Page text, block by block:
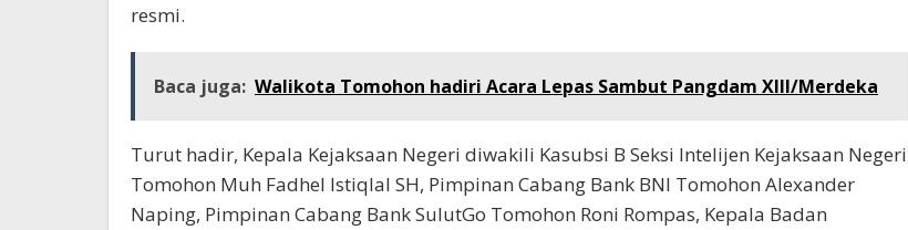
resmi.
Baca juga: Walikota Tomohon hadiri Acara Lepas Sambut Pangdam XIII/Merdeka
Turut hadir, Kepala Kejaksaan Negeri diwakili Kasubsi B Seksi Intelijen Kejaksaan Negeri
Tomohon Muh Fadhel Istiqlal SH, Pimpinan Cabang Bank BNI Tomohon Alexander
Naping, Pimpinan Cabang Bank SulutGo Tomohon Roni Rompas, Kepala Badan